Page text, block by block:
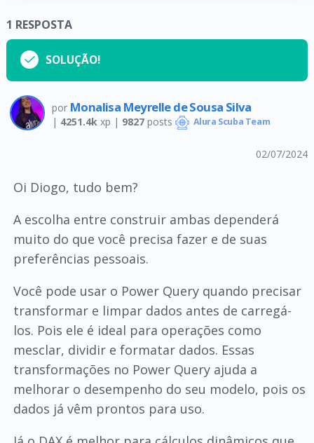
1 RESPOSTA
SOLUÇÃO!
por Monalisa Meyrelle de Sousa Silva
| 4251.4k xp | 9827posts Alura Scuba Team
02/07/2024
Oi Diogo, tudo bem?
A escolha entre construir ambas dependerá
muito do que você precisa fazer e de suas
preferências pessoais.
Você pode usar o Power Query quando precisar
transformar e limpar dados antes de carregá-
los. Pois ele é ideal para operações como
mesclar, dividir e formatar dados. Essas
transformações no Power Query ajuda a
melhorar o desempenho do seu modelo, pois os
dados já vêm prontos para uso.